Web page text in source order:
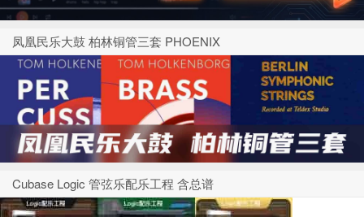
凤凰民乐大鼓 柏林铜管三套 PHOENIX
Cubase Logic 管弦乐配乐工程 含总谱